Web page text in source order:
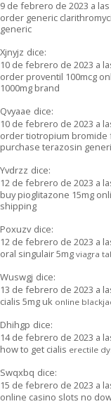
9 de febrero de 2023 a las
order generic
generic
Xjnyjz dice:
10 de febrero de 2023 a
order proventil 100mcg
1000mg brand
Qvyaae dice:
10 de febrero de 2023 a
order tiotropium bromide
purchase terazosin
Yvdrzz dice:
12 de febrero de 2023 a
buy pioglitazone 15mg
shipping
Poxuzv dice:
12 de febrero de 2023 a
oral singulair 5mg viagra
Wuswgj dice:
13 de febrero de 2023 a
cialis 5mg uk online
Dhihgp dice:
14 de febrero de 2023 a
how to get cialis erectile
Swqxbq dice:
15 de febrero de 2023 a
online casino slots no